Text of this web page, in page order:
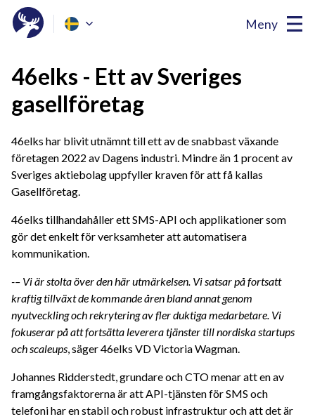
Meny
46elks - Ett av Sveriges
gasellföretag
46elks har blivit utnämnt till ett av de snabbast växande
företagen 2022 av Dagens industri. Mindre än 1 procent av
Sveriges aktiebolag uppfyller kraven för att få kallas
Gasellföretag.
46elks tillhandahåller ett SMS-API och applikationer som
gör det enkelt för verksamheter att automatisera
kommunikation.
-– Vi är stolta över den här utmärkelsen. Vi satsar på fortsatt
kraftig tillväxt de kommande åren bland annat genom
nyutveckling och rekrytering av fler duktiga medarbetare. Vi
fokuserar på att fortsätta leverera tjänster till nordiska startups
och scaleups, säger 46elks VD Victoria Wagman.
Johannes Ridderstedt, grundare och CTO menar att en av
framgångsfaktorerna är att API-tjänsten för SMS och
telefoni har en stabil och robust infrastruktur och att det är